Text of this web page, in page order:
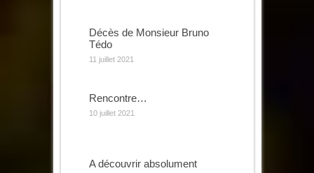
Décès de Monsieur Bruno
Tédo
11 juillet 2021
Rencontre…
10 juillet 2021
A découvrir absolument